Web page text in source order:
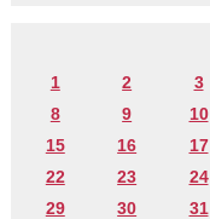
1 2 3
8
9 10
15
16 17
22
23 24
29
30 31